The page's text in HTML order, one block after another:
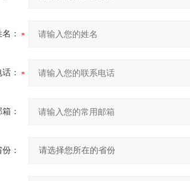
：
：
：
：